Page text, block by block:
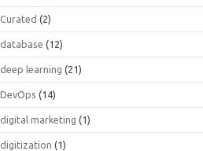
Curated (2)
database (12)
deep learning (21)
DevOps (14)
digital marketing (1)
digitization (1)